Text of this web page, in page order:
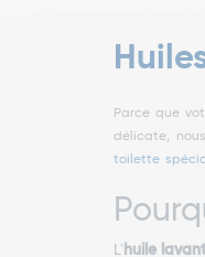
Parce que
délicate,
toilette
L' huile